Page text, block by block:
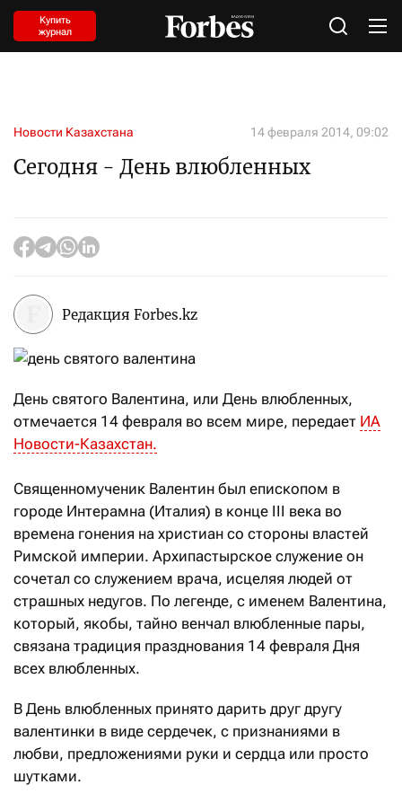
Купить
журнал
Новости Казахстана 14 февраля 2014, 09:02
Сегодня - День влюбленных
Редакция Forbes.kz
День святого Валентина, или День влюбленных,
отмечается 14 февраля во всем мире, передает ИА
Новости-Казахстан.
Священномученик Валентин был епископом в
городе Интерамна (Италия) в конце III века во
времена гонения на христиан со стороны властей
Римской империи. Архипастырское служение он
сочетал со служением врача, исцеляя людей от
страшных недугов. По легенде, с именем Валентина,
который, якобы, тайно венчал влюбленные пары,
связана традиция празднования 14 февраля Дня
всех влюбленных.
В День влюбленных принято дарить друг другу
валентинки в виде сердечек, с признаниями в
любви, предложениями руки и сердца или просто
шутками.